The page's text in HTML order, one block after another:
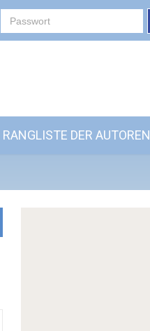
RANGLISTE DER AUTOREN